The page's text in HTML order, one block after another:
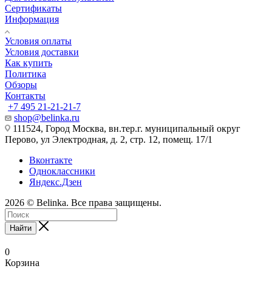
Сертификаты
Информация
Условия оплаты
Условия доставки
Как купить
Политика
Обзоры
Контакты
+7 495 21-21-21-7
shop@belinka.ru
111524, Город Москва, вн.тер.г. муниципальный округ
Перово, ул Электродная, д. 2, стр. 12, помещ. 17/1
Вконтакте
Одноклассники
Яндекс.Дзен
2026 © Belinka. Все права защищены.
Найти
0
Корзина